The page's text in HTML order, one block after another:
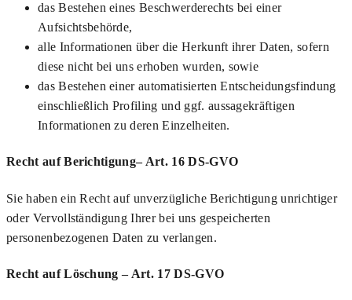
das Bestehen eines Beschwerderechts bei einer
Aufsichtsbehörde,
alle Informationen über die Herkunft ihrer Daten, sofern
diese nicht bei uns erhoben wurden, sowie
das Bestehen einer automatisierten Entscheidungsfindung
einschließlich Profiling und ggf. aussagekräftigen
Informationen zu deren Einzelheiten.
Recht auf Berichtigung– Art. 16 DS-GVO
Sie haben ein Recht auf unverzügliche Berichtigung unrichtiger
oder Vervollständigung Ihrer bei uns gespeicherten
personenbezogenen Daten zu verlangen.
Recht auf Löschung – Art. 17 DS-GVO